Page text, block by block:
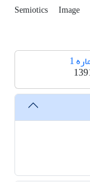
Semiotics Image